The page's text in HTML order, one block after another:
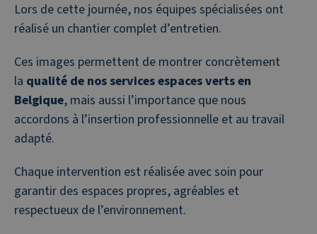
Lors de cette journée, nos équipes spécialisées ont
réalisé un chantier complet d’entretien.
Ces images permettent de montrer concrètement
la qualité de nos services espaces verts en
Belgique, mais aussi l’importance que nous
accordons à l’insertion professionnelle et au travail
adapté.
Chaque intervention est réalisée avec soin pour
garantir des espaces propres, agréables et
respectueux de l’environnement.